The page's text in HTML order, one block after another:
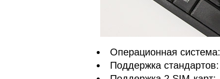
Операционная
Поддержка